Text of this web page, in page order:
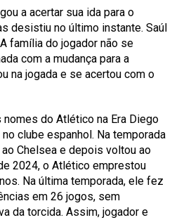
a acertar sua ida para o
desistiu no último instante. Saúl
família do jogador não se
com a mudança para a
na jogada e se acertou com o
do Atlético na Era Diego
clube espanhol. Na temporada
Chelsea e depois voltou ao
2024, o Atlético emprestou
Na última temporada, ele fez
em 26 jogos, sem
da torcida. Assim, jogador e